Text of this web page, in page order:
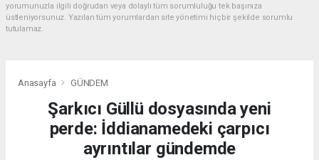
yorumunuzla ilgili doğrudan veya dolaylı tüm sorumluluğu tek başınıza
üstleniyorsunuz. Yazılan tüm yorumlardan site yönetimi hiçbir şekilde sorumlu
tutulamaz.
Anasayfa GÜNDEM
Şarkıcı Güllü dosyasında yeni
perde: İddianamedeki çarpıcı
ayrıntılar gündemde